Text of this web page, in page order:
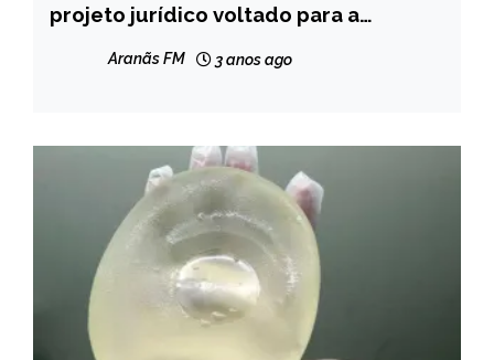
NOTÍCIAS
projeto jurídico voltado para a
Aranãs FM 3 anos ago